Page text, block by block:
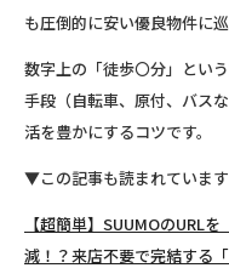
も圧倒的に安い優良物件に
数字上の「徒歩〇分」とい
手段（自転車、原付、バス
活を豊かにするコツです。
▼この記事も読まれています
【超簡単】SUUMOのURL
減！？来店不要で完結する